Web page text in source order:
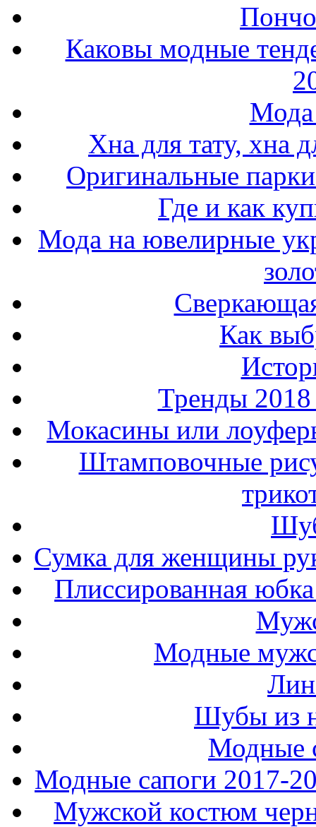
Каковы модные
Мода
Хна для тату, хна
Оригинальные
Где и как
Мода на ювелирные
Как
Тренды
Мокасины или
Штамповочные
Сумка для женщины
Плиссированная
Модные
Шубы из
Модные
Модные сапоги 2017-
Мужской костюм